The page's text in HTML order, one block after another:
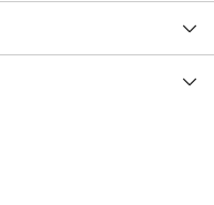
5000024057